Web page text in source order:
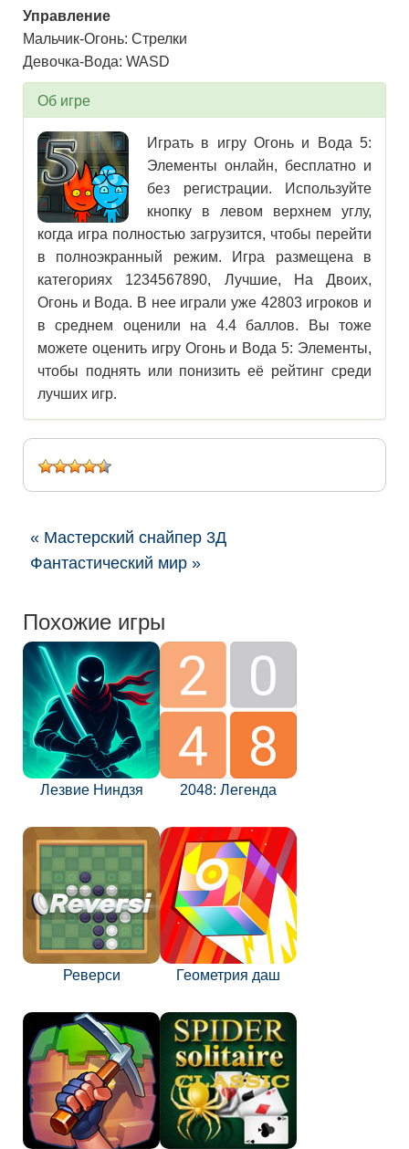
Управление
Мальчик-Огонь: Стрелки
Девочка-Вода: WASD
Об игре
Играть в игру Огонь и Вода 5:
Элементы онлайн, бесплатно и
без регистрации. Используйте
кнопку в левом верхнем углу,
когда игра полностью загрузится, чтобы перейти
в полноэкранный режим. Игра размещена в
категориях 1234567890, Лучшие, На Двоих,
Огонь и Вода. В нее играли уже 42803 игроков и
в среднем оценили на 4.4 баллов. Вы тоже
можете оценить игру Огонь и Вода 5: Элементы,
чтобы поднять или понизить её рейтинг среди
лучших игр.
« Мастерский снайпер 3Д
Фантастический мир »
Похожие игры
Лезвие Ниндзя 2048: Легенда
Реверси Геометрия даш